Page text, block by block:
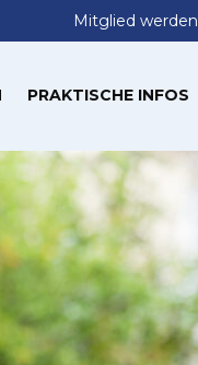
Mitglied werden
PRAKTISCHE INFOS